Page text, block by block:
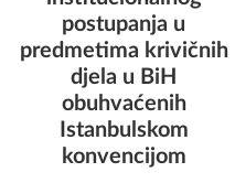
postupanja u
predmetima krivičnih
djela u BiH
obuhvaćenih
Istanbulskom
konvencijom